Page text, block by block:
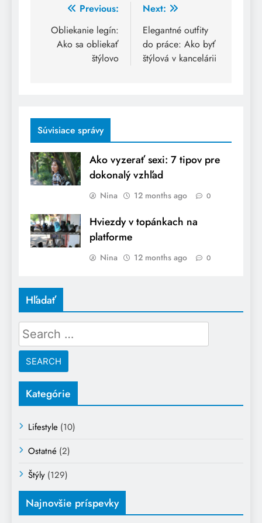
Post
navigation
Previous:
Obliekanie legín:
Ako sa obliekať
štýlovo
Next:
Elegantné outfity
do práce: Ako byť
štýlová v kancelárii
Súvisiace správy
Ako vyzerať sexi: 7 tipov pre
dokonalý vzhľad
Nina 12 months ago 0
Hviezdy v topánkach na
platforme
Nina 12 months ago 0
Hľadať
Search
for:
Kategórie
Lifestyle (10)
Ostatné (2)
Štýly (129)
Najnovšie príspevky